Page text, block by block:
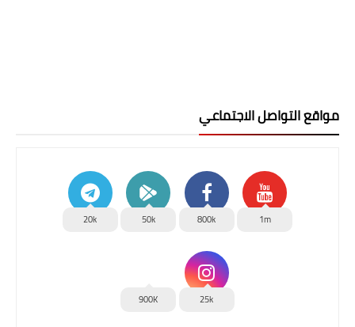
مواقع التواصل الاجتماعي
1m
800k
50k
20k
25k
900K